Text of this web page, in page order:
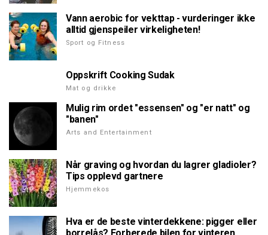
Vann aerobic for vekttap - vurderinger ikke
alltid gjenspeiler virkeligheten!
Sport og Fitness
Oppskrift Cooking Sudak
Mat og drikke
Mulig rim ordet "essensen" og "er natt" og
"banen"
Arts and Entertainment
Når graving og hvordan du lagrer gladioler?
Tips opplevd gartnere
Hjemmekos
Hva er de beste vinterdekkene: pigger eller
borrelås? Forberede bilen for vinteren